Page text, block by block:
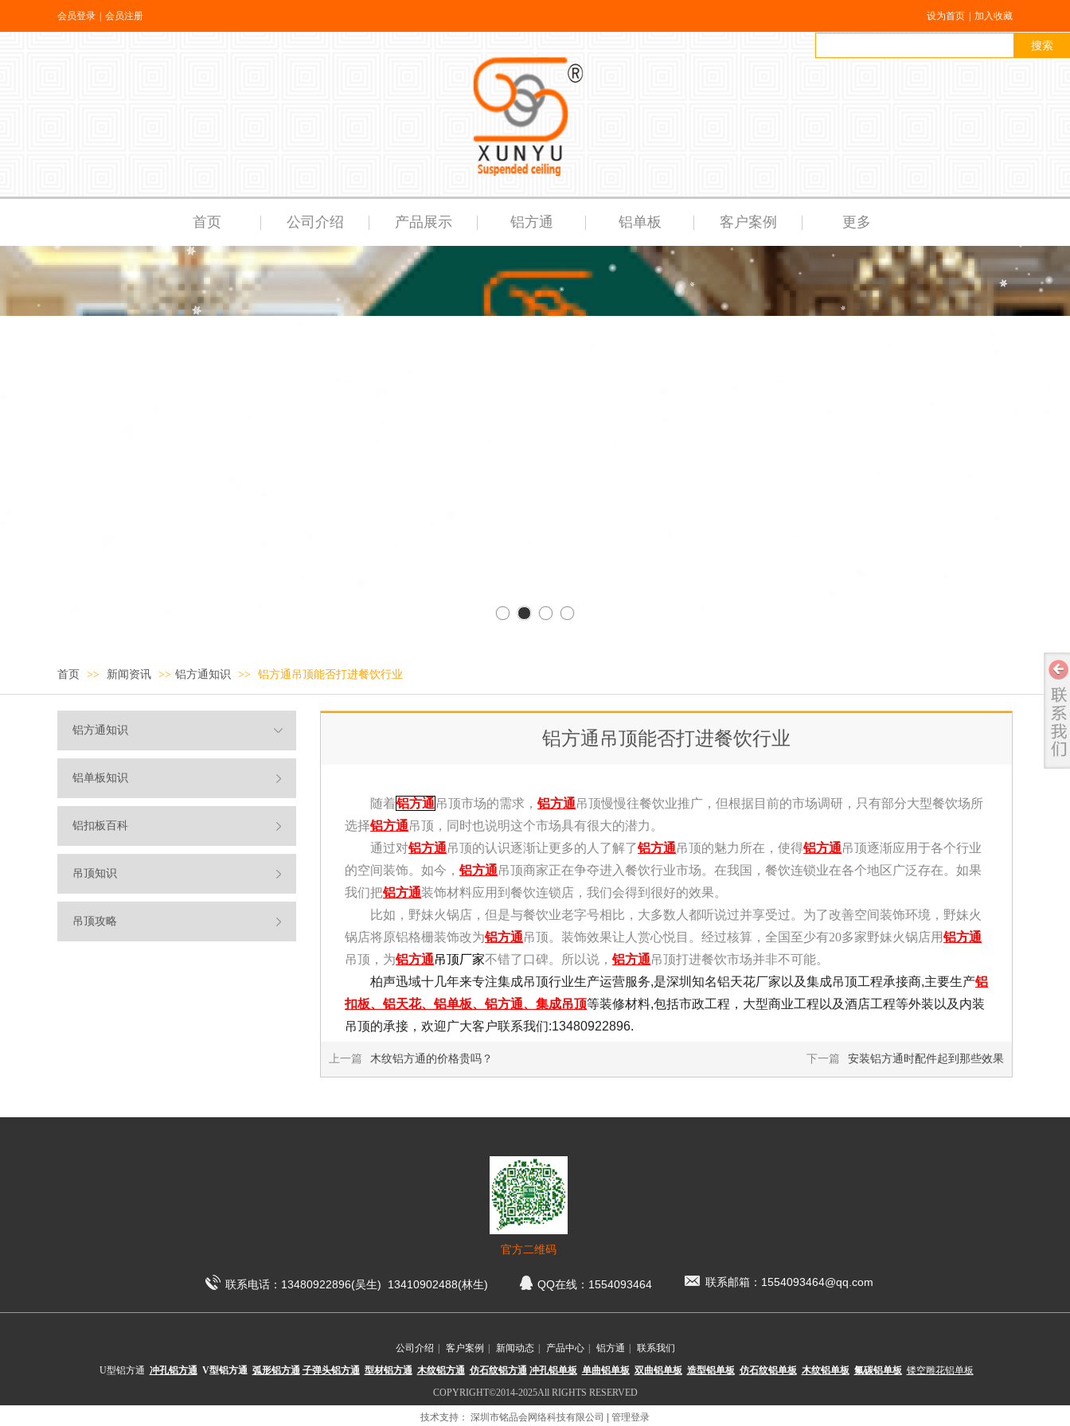
搜索
会员登录 会员注册 设为首页 加入收藏
首页 公司介绍 产品展示 铝方通 铝单板 客户案例 更多
首页 >> 新闻资讯 >> 铝方通知识 >> 铝方通吊顶能否打进餐饮行业
铝方通知识
铝单板知识
铝扣板百科
吊顶知识
吊顶攻略
铝方通吊顶能否打进餐饮行业
随着铝方通 吊顶市场的需求，铝方通吊顶慢慢往餐饮业推广，但根据目前的市场调研，只有部分大型餐饮场所
选择铝方通吊顶，同时也说明这个市场具有很大的潜力。
通过对铝方通吊顶的认识逐渐让更多的人了解了铝方通吊顶的魅力所在，使得铝方通吊顶逐渐应用于各个行业
的空间装饰。如今，铝方通吊顶商家正在争夺进入餐饮行业市场。在我国，餐饮连锁业在各个地区广泛存在。如果
我们把铝方通装饰材料应用到餐饮连锁店，我们会得到很好的效果。
比如，野妹火锅店，但是与餐饮业老字号相比，大多数人都听说过并享受过。为了改善空间装饰环境，野妹火
锅店将原铝格栅装饰改为铝方通吊顶。装饰效果让人赏心悦目。经过核算，全国至少有20多家野妹火锅店用铝方通
吊顶，为铝方通吊顶厂家不错了口碑。所以说，铝方通吊顶打进餐饮市场并非不可能。
柏声迅域十几年来专注集成吊顶行业生产运营服务,是深圳知名铝天花厂家以及集成吊顶工程承接商,主要生产铝
扣板、铝天花、铝单板、铝方通、集成吊顶等装修材料,包括市政工程，大型商业工程以及酒店工程等外装以及内装
吊顶的承接，欢迎广大客户联系我们:13480922896.
上一篇 木纹铝方通的价格贵吗？ 下一篇 安装铝方通时配件起到那些效果
官方二维码
联系电话：13480922896(吴生) 13410902488(林生) QQ在线：1554093464 联系邮箱：1554093464@qq.com
公司介绍 客户案例 新闻动态 产品中心 铝方通
联系我们
U型铝方通 冲孔铝方通 V型铝方通 弧形铝方通 子弹头铝方通 型材铝方通 木纹铝方通 仿石纹铝方通 冲孔铝单板 单曲铝单板 双曲铝单板 造型铝单板 仿石纹铝单板 木纹铝单板 氟碳铝单板 镂空雕花铝单板
COPYRIGHT©2014-2025All RIGHTS RESERVED
技术支持： 深圳市铭品会网络科技有限公司 管理登录